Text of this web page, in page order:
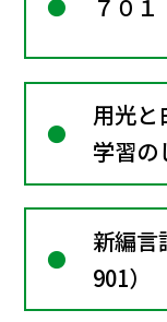
７０
用光
学習の
べるた
新編言
901）